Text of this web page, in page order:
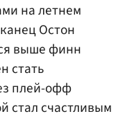
на летнем
Остон
выше финн
стать
плей-офф
стал счастливым